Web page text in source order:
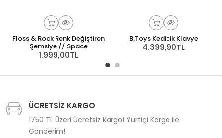
Floss & Rock Renk Değiştiren
Şemsiye // Space
1.999,00TL
B.Toys Kedicik Klavye
4.399,90TL
ÜCRETSİZ KARGO
1750 TL Üzeri Ücretsiz Kargo! Yurtiçi Kargo ile
Gönderim!